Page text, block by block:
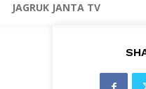
JAGRUK JANTA TV